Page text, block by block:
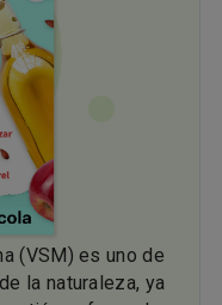
(VSM) es uno de
la naturaleza, ya